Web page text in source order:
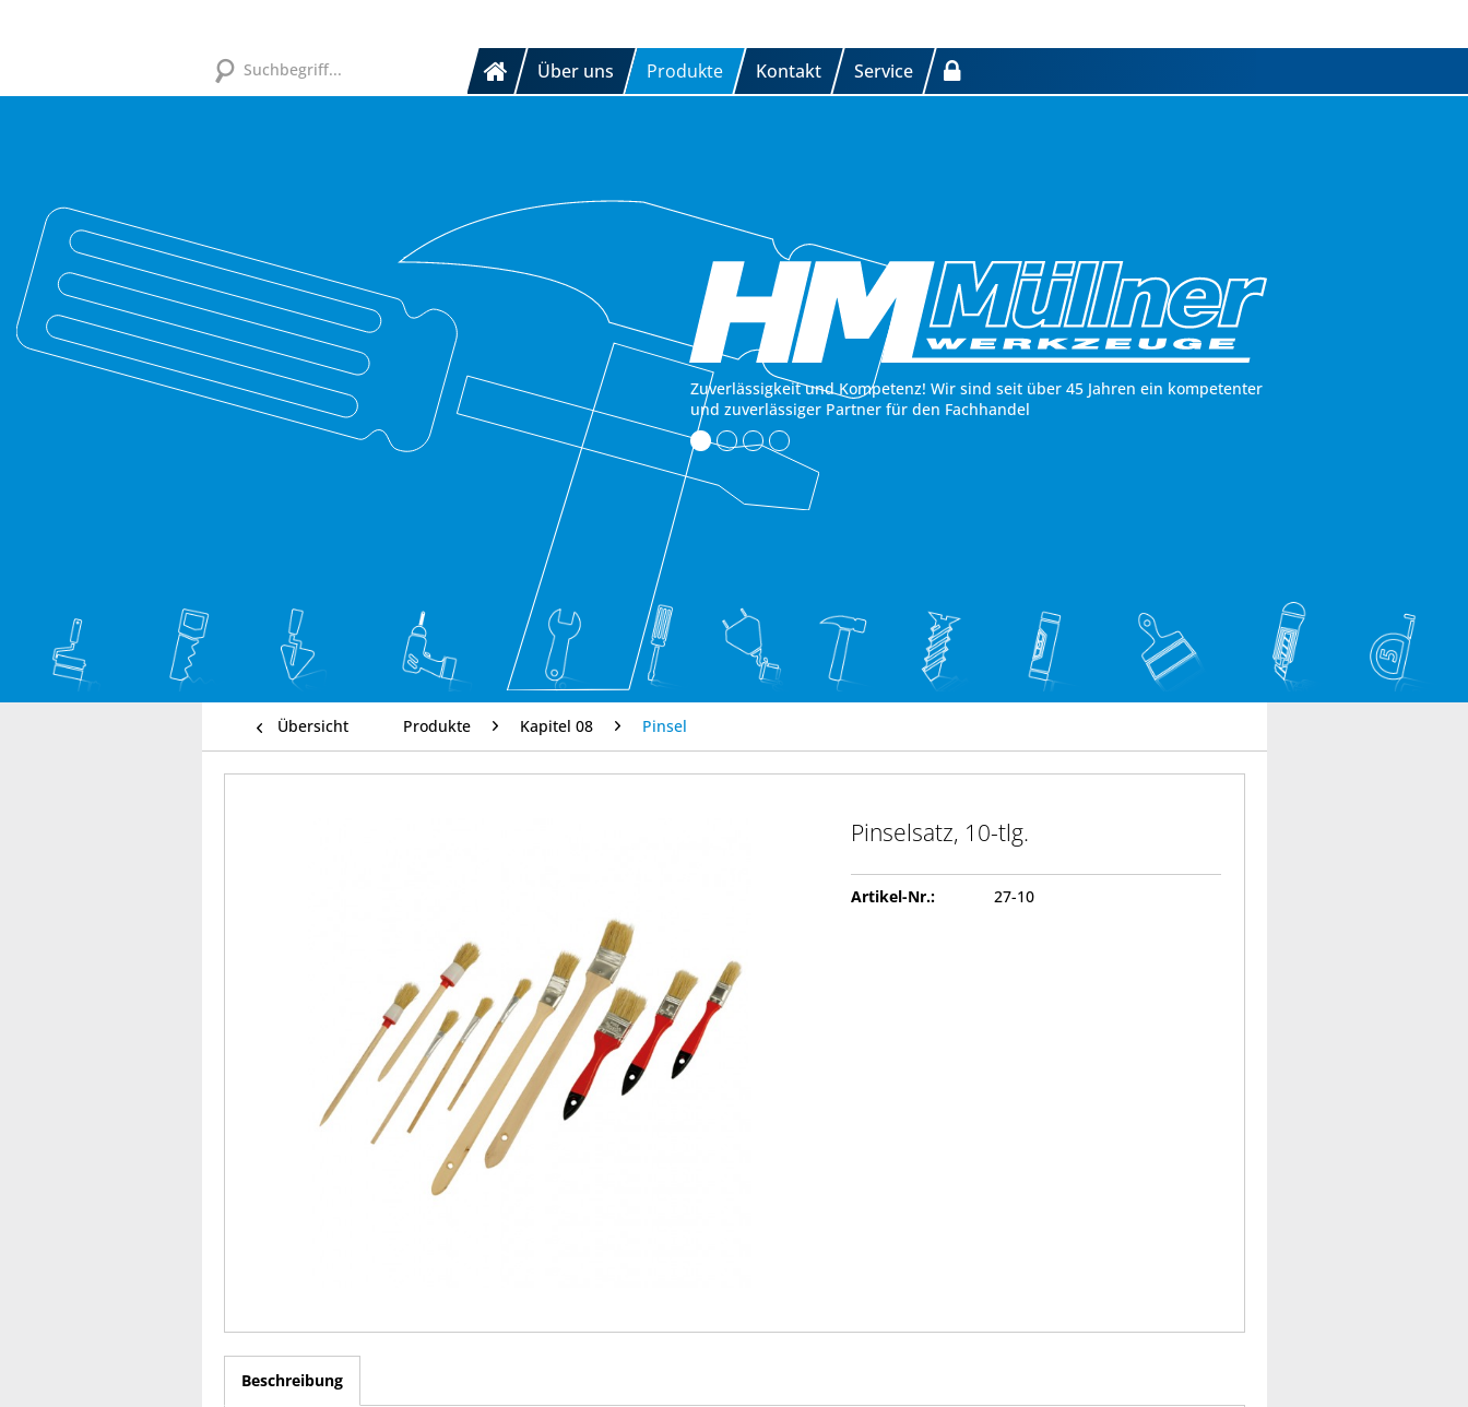
Über uns Produkte Kontakt Service
Zuverlässigkeit und Kompetenz! Wir sind seit über 45 Jahren ein kompetenter
und zuverlässiger Partner für den Fachhandel
Übersicht Produkte Kapitel 08 Pinsel
Pinselsatz, 10-tlg.
Artikel-Nr.: 27-10
Beschreibung